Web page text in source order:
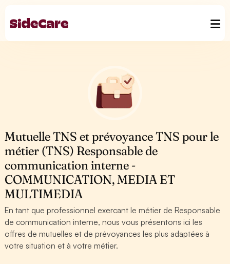
Mutuelle TNS et prévoyance TNS pour le
métier (TNS) Responsable de
communication interne -
COMMUNICATION, MEDIA ET
MULTIMEDIA
En tant que professionnel exercant le métier de Responsable
de communication interne, nous vous présentons ici les
offres de mutuelles et de prévoyances les plus adaptées à
votre situation et à votre métier.